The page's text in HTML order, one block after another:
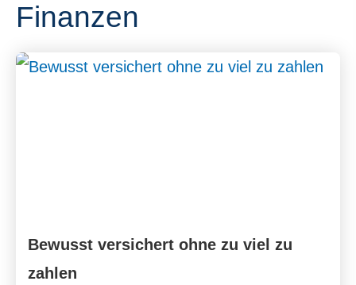
Finanzen
Bewusst versichert ohne zu viel zu
zahlen